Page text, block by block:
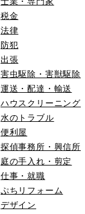
税金
法律
防犯
出張
害虫駆除・害獣駆除
運送・配達・輸送
ハウスクリーニング
水のトラブル
便利屋
探偵事務所・興信所
庭の手入れ・剪定
仕事・就職
ぷちリフォーム
デザイン